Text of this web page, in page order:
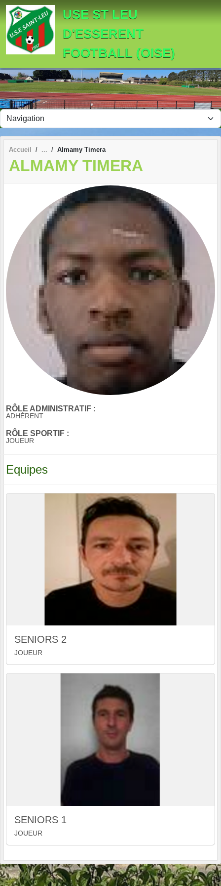
USE ST LEU
D'ESSERENT
FOOTBALL (OISE)
Accueil Almamy Timera
ALMAMY TIMERA
RÔLE ADMINISTRATIF :
ADHÉRENT
RÔLE SPORTIF :
JOUEUR
Equipes
SENIORS 2
JOUEUR
SENIORS 1
JOUEUR
Panneau de gestion des cookies